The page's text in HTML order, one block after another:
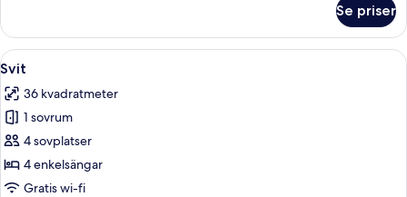
Se priser
Öppna
alla
foton
för
Svit
Ett hotellrum med en stor säng, en
9
Svit
36 kvadratmeter
1 sovrum
4 sovplatser
4 enkelsängar
Gratis wi-fi